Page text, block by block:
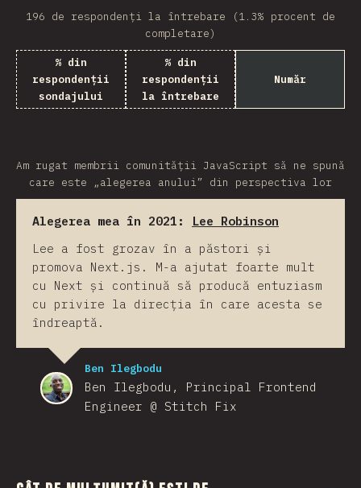
196 de respondenți la întrebare (1.3% procent de
completare)
% din
respondenții
sondajului
% din
respondenții
la întrebare
Număr
Am rugat membrii comunității JavaScript să ne spună
care este „alegerea anului” din perspectiva lor
Alegerea mea în 2021: Lee Robinson
Lee a fost grozav în a păstori și
promova Next.js. M-a ajutat foarte mult
cu Next și continuă să producă entuziasm
cu privire la direcția în care acesta se
îndreaptă.
Ben Ilegbodu
Ben Ilegbodu, Principal Frontend
Engineer @ Stitch Fix